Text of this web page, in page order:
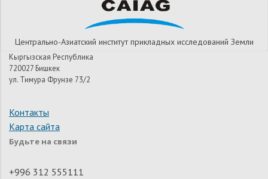
Центрально-Азиатский институт прикладных исследований Земли
Кыргызская Республика
720027 Бишкек
ул. Тимура Фрунзе 73/2
Контакты
Карта сайта
Будьте на связи
+996 312 555111